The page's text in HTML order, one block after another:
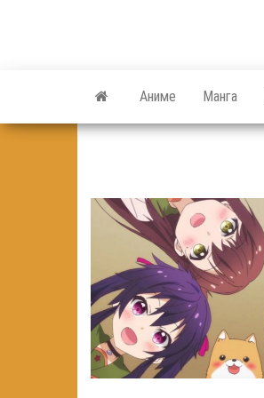
Аниме Манга